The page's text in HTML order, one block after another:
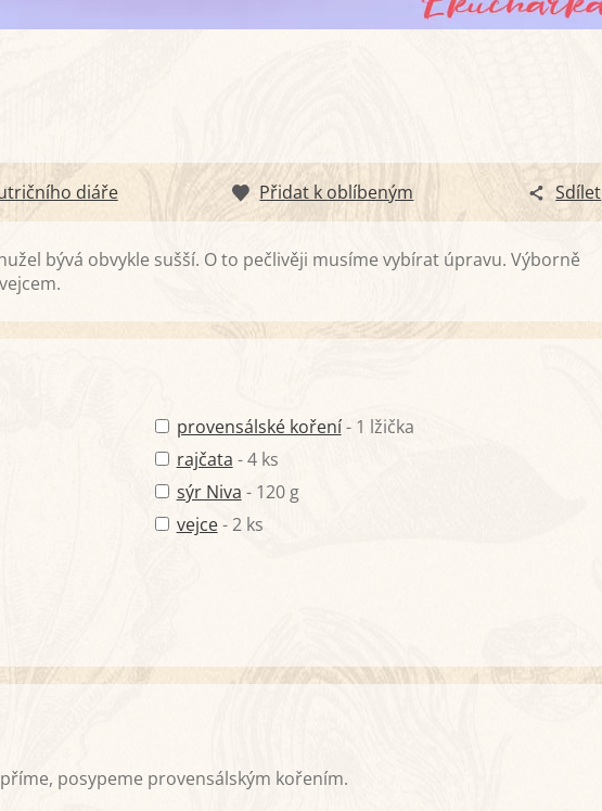
diáře Přidat k oblíbeným Sdílet
bývá obvykle sušší. O to pečlivěji musíme vybírat úpravu. Výborně
provensálské koření- 1 lžička
rajčata - 4 ks
sýr Niva - 120 g
vejce- 2 ks
posypeme provensálským kořením.